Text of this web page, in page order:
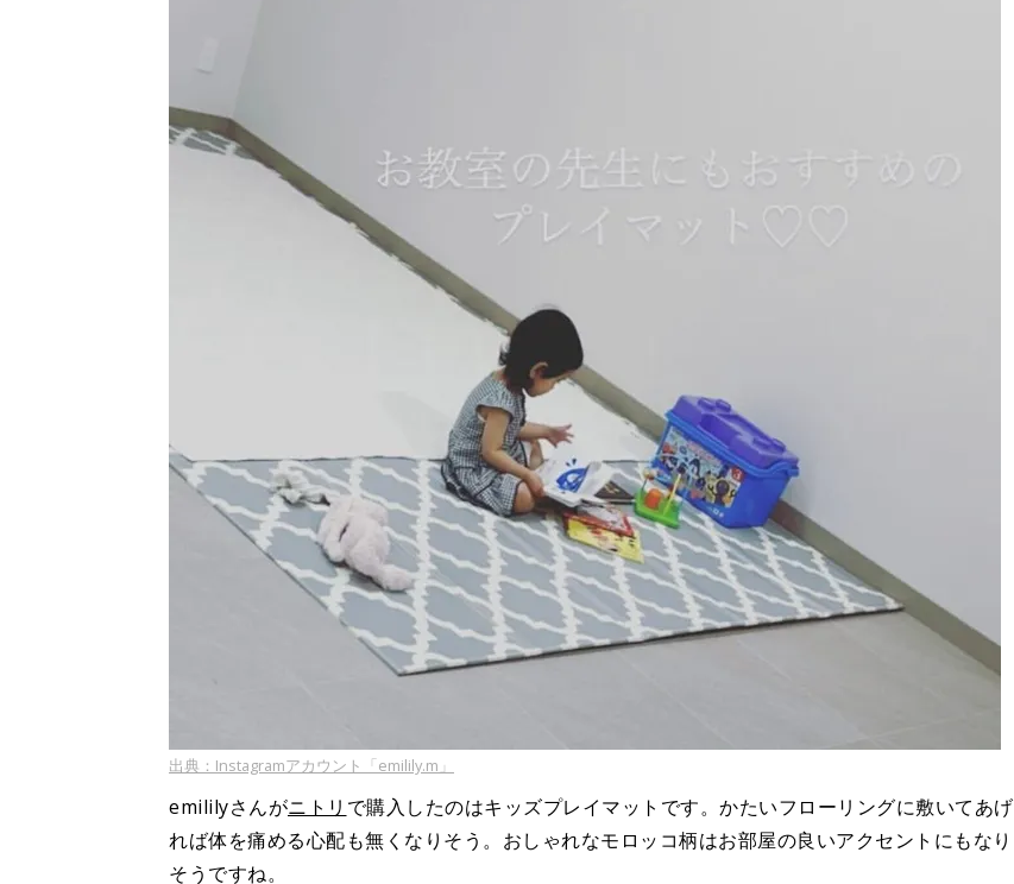
出典：Instagramアカウント「emilily.m」
emililyさんがニトリ で購入したのはキッズプレイマットです。かたいフローリングに敷いてあげ
れば体を痛める心配も無くなりそう。おしゃれなモロッコ柄はお部屋の良いアクセントにもなり
そうですね。